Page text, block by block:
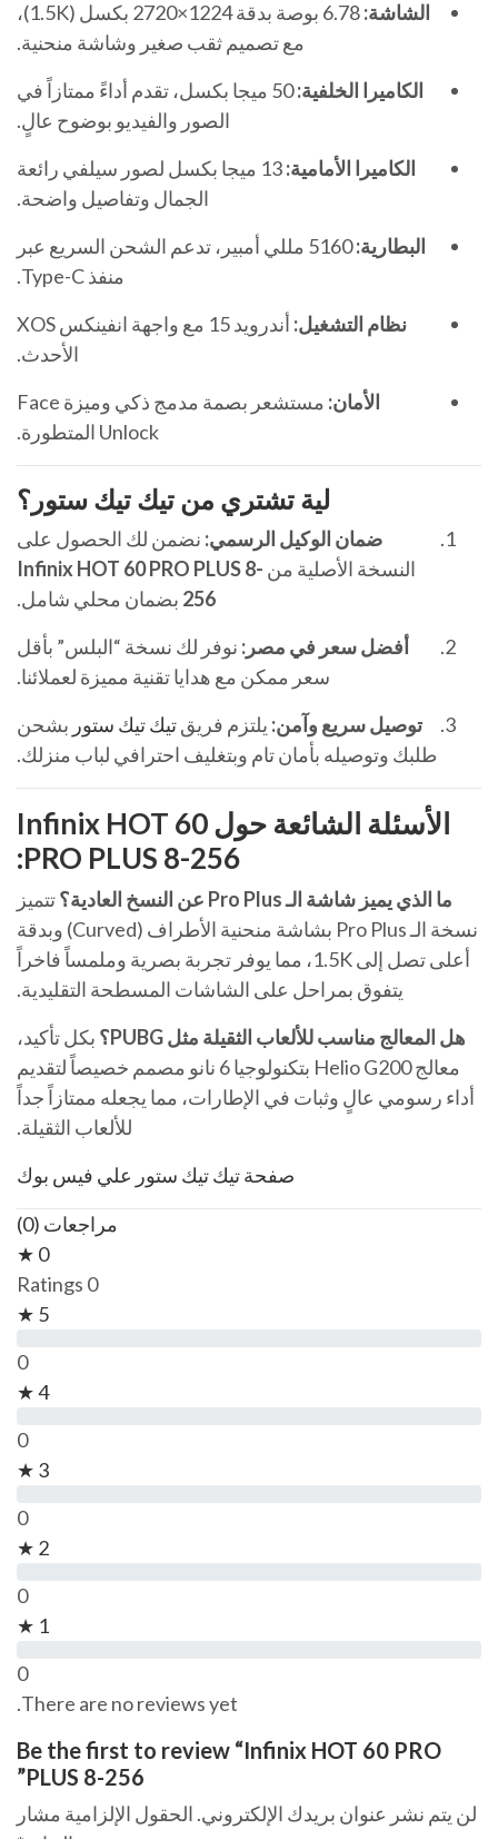
الشاشة:
6.78 بوصة بدقة 1224×2720 بكسل (1.5K)،
مع تصميم ثقب صغير وشاشة منحنية.
الكاميرا الخلفية:
50 ميجا بكسل، تقدم أداءً ممتازاً في
الصور والفيديو بوضوح عالٍ.
الكاميرا الأمامية:
13 ميجا بكسل لصور سيلفي رائعة
الجمال وتفاصيل واضحة.
البطارية:
5160 مللي أمبير، تدعم الشحن السريع عبر
منفذ Type-C.
نظام التشغيل:
أندرويد 15 مع واجهة انفينكس XOS
الأحدث.
الأمان:
مستشعر بصمة مدمج ذكي وميزة Face
Unlock المتطورة.
لية تشتري من تيك تيك ستور ؟
ضمان الوكيل الرسمي: نضمن لك الحصول على
النسخة الأصلية من Infinix HOT 60 PRO PLUS 8-
256 بضمان محلي شامل.
أفضل سعر في مصر: نوفر لك نسخة “البلس” بأقل
سعر ممكن مع هدايا تقنية مميزة لعملائنا.
توصيل سريع وآمن: يلتزم فريقتيك تيك ستور بشحن
طلبك وتوصيله بأمان تام وبتغليف احترافي لباب منزلك.
الأسئلة الشائعة حول Infinix HOT 60
PRO PLUS 8-256:
ما الذي يميز شاشة الـ Pro Plus عن النسخ العادية؟
تتميز
نسخة الـ Pro Plus بشاشة منحنية الأطراف (Curved) وبدقة
أعلى تصل إلى 1.5K، مما يوفر تجربة بصرية وملمساً فاخراً
يتفوق بمراحل على الشاشات المسطحة التقليدية.
هل المعالج مناسب للألعاب الثقيلة مثل PUBG؟
بكل تأكيد،
معالج Helio G200 بتكنولوجيا 6 نانو مصمم خصيصاً لتقديم
أداء رسومي عالٍ وثبات في الإطارات، مما يجعله ممتازاً جداً
للألعاب الثقيلة.
صفحة تيك تيك ستور علي فيس بوك
مراجعات (0)
0 ★
0 Ratings
5 ★
0
4 ★
0
3 ★
0
2 ★
0
1 ★
0
There are no reviews yet.
Be the first to review “Infinix HOT 60 PRO
PLUS 8-256”
لن يتم نشر عنوان بريدك الإلكتروني. الحقول الإلزامية مشار